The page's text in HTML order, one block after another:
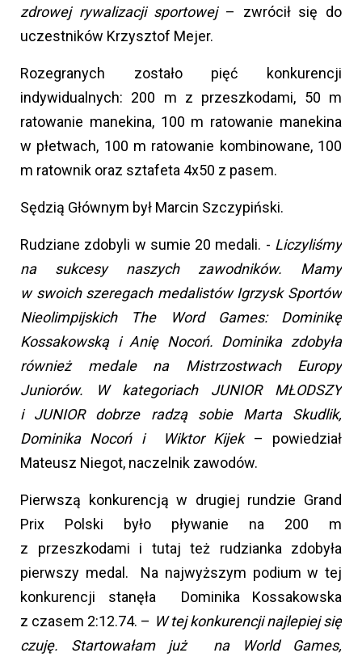
zdrowej rywalizacji sportowej– zwrócił się do
uczestników Krzysztof Mejer.
Rozegranych zostało pięć konkurencji
indywidualnych: 200 m z przeszkodami, 50 m
ratowanie manekina, 100 m ratowanie manekina
w płetwach, 100 m ratowanie kombinowane, 100
m ratownik oraz sztafeta 4x50 z pasem.
Sędzią Głównym był Marcin Szczypiński.
Rudziane zdobyli w sumie 20 medali. - Liczyliśmy
na sukcesy naszych zawodników. Mamy
w swoich szeregach medalistów Igrzysk Sportów
Nieolimpijskich The Word Games: Dominikę
Kossakowską i Anię Nocoń. Dominika zdobyła
również medale na Mistrzostwach Europy
Juniorów. W kategoriach JUNIOR MŁODSZY
i JUNIOR dobrze radzą sobie Marta Skudlik,
Dominika Nocoń i Wiktor Kijek– powiedział
Mateusz Niegot, naczelnik zawodów.
Pierwszą konkurencją w drugiej rundzie Grand
Prix Polski było pływanie na 200 m
z przeszkodami i tutaj też rudzianka zdobyła
pierwszy medal. Na najwyższym podium w tej
konkurencji stanęła Dominika Kossakowska
z czasem 2:12.74. – W tej konkurencji najlepiej się
czuję. Startowałam już na World Games,